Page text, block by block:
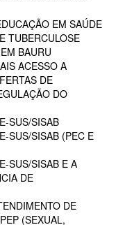
EM SAÚDE
TUBERCULOSE
BAURU
ACESSO A
DE
DO
SUS/SISAB
SUS/SISAB (PEC E
SUS/SISAB E A
DE
DE
(SEXUAL,